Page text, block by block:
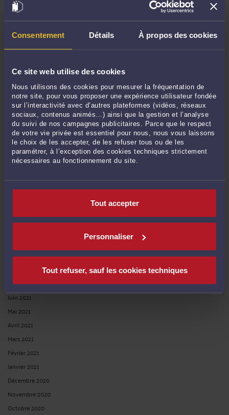
Consentement Détails À propos des cookies
Ce site web utilise des cookies
Nous utilisons des cookies pour mesurer la fréquentation de
notre site, pour vous proposer une expérience utilisateur fondée
sur l’interactivité avec d’autres plateformes (vidéos, réseaux
sociaux, contenus animés…) ainsi que la gestion et l’analyse
du suivi de nos campagnes publicitaires. Parce que le respect
de votre vie privée est essentiel pour nous, nous vous laissons
le choix de les accepter, de les refuser tous ou de les
paramétrer, à l’exception des cookies techniques strictement
nécessaires au fonctionnement du site.
Tout accepter
Personnaliser
Tout refuser, sauf les cookies techniques
Avril 2023
Mars 2023
Février 2023
Décembre 2022
Octobre 2022
Septembre 2022
Août 2022
Juillet 2022
Juin 2022
Mai 2022
Avril 2022
Décembre 2021
Septembre 2021
Juillet 2021
Juin 2021
Mai 2021
Avril 2021
Mars 2021
Février 2021
Janvier 2021
Décembre 2020
Novembre 2020
Octobre 2020